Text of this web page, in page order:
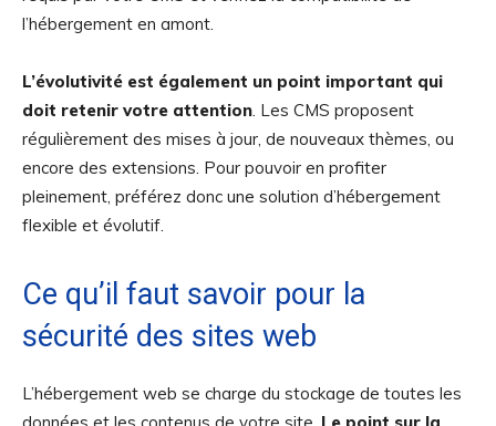
l’hébergement en amont.
L’évolutivité est également un point important qui
doit retenir votre attention . Les CMS proposent
régulièrement des mises à jour, de nouveaux thèmes, ou
encore des extensions. Pour pouvoir en profiter
pleinement, préférez donc une solution d’hébergement
flexible et évolutif.
Ce qu’il faut savoir pour la
sécurité des sites web
L’hébergement web se charge du stockage de toutes les
données et les contenus de votre site. Le point sur la